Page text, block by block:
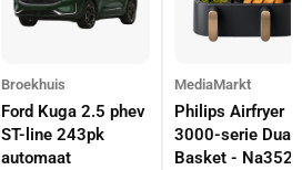
Broekhuis
Ford Kuga 2.5 phev
ST-line 243pk
automaat
MediaMarkt
Philips Airfryer
3000-serie Dual
Basket -